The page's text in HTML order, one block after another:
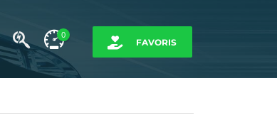
FAVORIS
0